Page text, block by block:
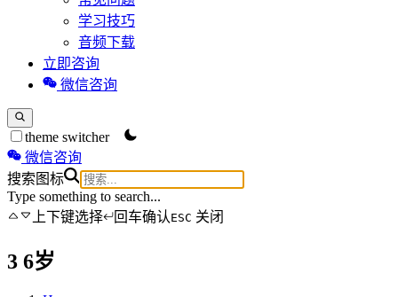
学习技巧
音频下载
立即咨询
微信咨询
theme switcher
微信咨询
搜索图标
Type something to search...
上下键选择
回车确认 ESC 关闭
3 6岁